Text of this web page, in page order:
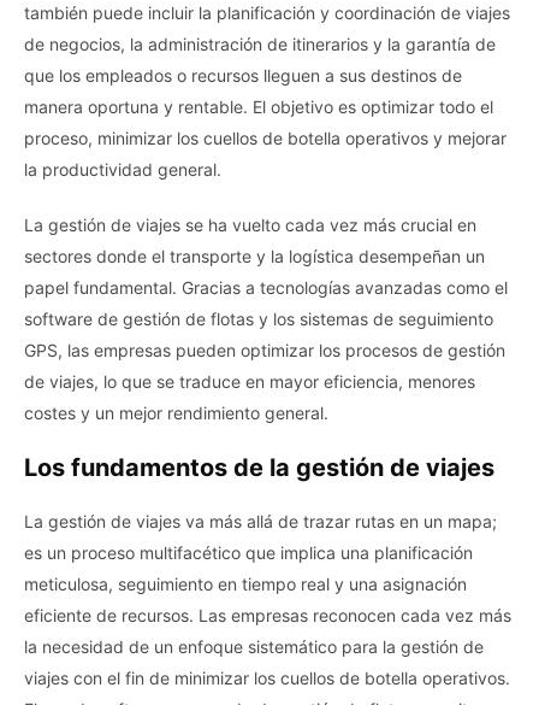
también puede incluir la planificación y coordinación de viajes
de negocios, la administración de itinerarios y la garantía de
que los empleados o recursos lleguen a sus destinos de
manera oportuna y rentable. El objetivo es optimizar todo el
proceso, minimizar los cuellos de botella operativos y mejorar
la productividad general.
La gestión de viajes se ha vuelto cada vez más crucial en
sectores donde el transporte y la logística desempeñan un
papel fundamental. Gracias a tecnologías avanzadas como el
software de gestión de flotas y los sistemas de seguimiento
GPS, las empresas pueden optimizar los procesos de gestión
de viajes, lo que se traduce en mayor eficiencia, menores
costes y un mejor rendimiento general.
Los fundamentos de la gestión de viajes
La gestión de viajes va más allá de trazar rutas en un mapa;
es un proceso multifacético que implica una planificación
meticulosa, seguimiento en tiempo real y una asignación
eficiente de recursos. Las empresas reconocen cada vez más
la necesidad de un enfoque sistemático para la gestión de
viajes con el fin de minimizar los cuellos de botella operativos.